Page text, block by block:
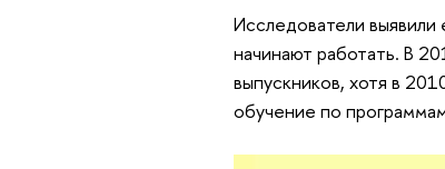
Исследователи
начинают работать. В
выпускников, хотя в
обучение по